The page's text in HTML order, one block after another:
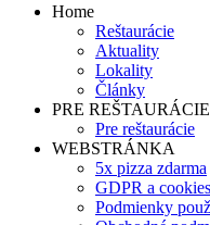
Home
Reštaurácie
Aktuality
Lokality
Články
PRE REŠTAURÁCIE
Pre reštaurácie
WEBSTRÁNKA
5x pizza zdarma
GDPR a cookies
Podmienky